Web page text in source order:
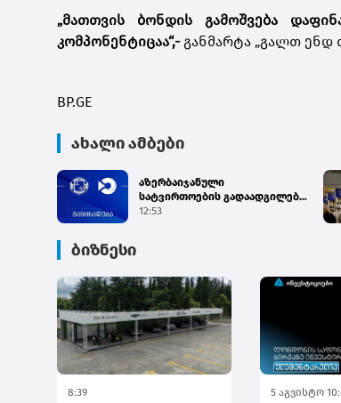
„მათთვის ბონდის გამოშვება
კომპონენტიცაა“,-განმარტა „გალთ ენდ
BP.GE
ახალი ამბები
აზერბაიჯანული
სატვირთოების გადაადგილება
საბაჟო გამშვებ პუნქტებზე
12:53
ბიზნესი
8:39
5 აგვისტო